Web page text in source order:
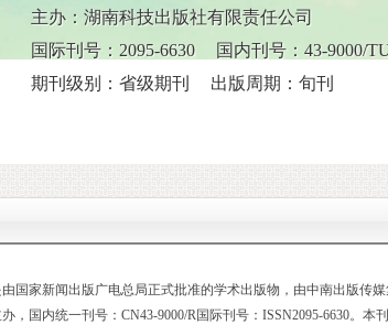
主办：湖南科技出版社有限责任公司
国际刊号：2095-6630
国内刊号：43-9000/
期刊级别：省级期刊
出版周期：旬刊
由国家新闻出版广电总局正式批准的学术出版物，由中南出版传
，国内统一刊号：CN43-9000/R国际刊号：ISSN2095-6630。本